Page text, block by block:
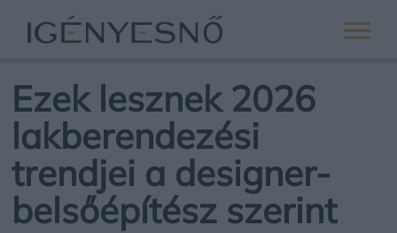
Ezek lesznek 2026
lakberendezési
trendjei a designer-
belsőépítész szerint